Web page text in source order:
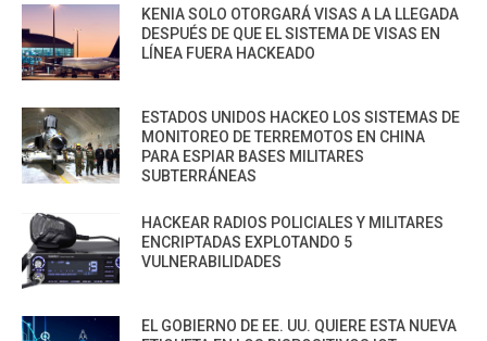
KENIA SOLO OTORGARÁ VISAS A LA LLEGADA
DESPUÉS DE QUE EL SISTEMA DE VISAS EN
LÍNEA FUERA HACKEADO
ESTADOS UNIDOS HACKEO LOS SISTEMAS DE
MONITOREO DE TERREMOTOS EN CHINA
PARA ESPIAR BASES MILITARES
SUBTERRÁNEAS
HACKEAR RADIOS POLICIALES Y MILITARES
ENCRIPTADAS EXPLOTANDO 5
VULNERABILIDADES
EL GOBIERNO DE EE. UU. QUIERE ESTA NUEVA